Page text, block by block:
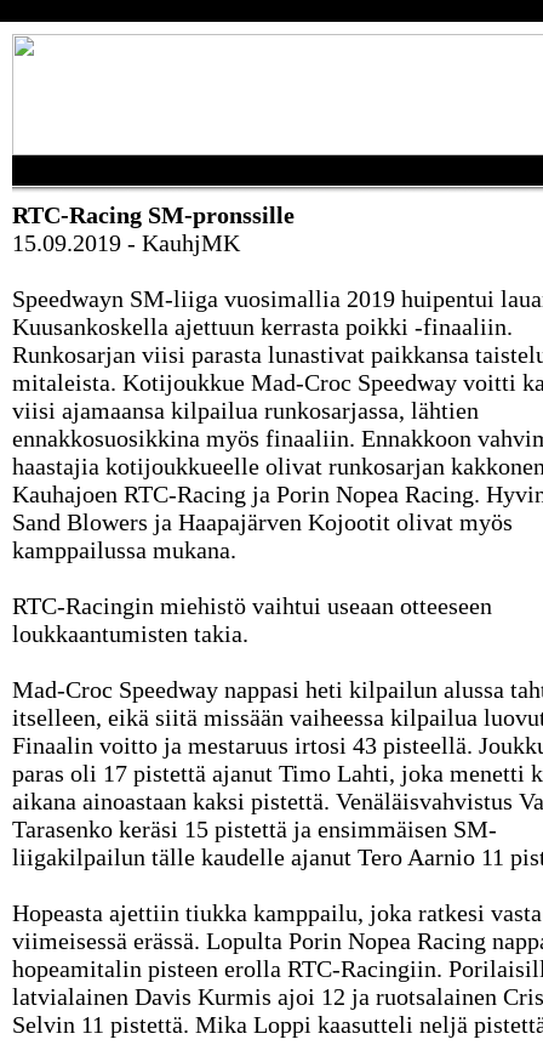
RTC-Racing SM-pronssille
15.09.2019 - KauhjMK
Speedwayn SM-liiga vuosimallia 2019 huipentui
Kuusankoskella ajettuun kerrasta poikki -finaaliin.
Runkosarjan viisi parasta lunastivat paikkansa
mitaleista. Kotijoukkue Mad-Croc Speedway voitti
viisi ajamaansa kilpailua runkosarjassa, lähtien
ennakkosuosikkina myös finaaliin. Ennakkoon
haastajia kotijoukkueelle olivat runkosarjan
Kauhajoen RTC-Racing ja Porin Nopea Racing.
Sand Blowers ja Haapajärven Kojootit olivat myös
kamppailussa mukana.
RTC-Racingin miehistö vaihtui useaan otteeseen
loukkaantumisten takia.
Mad-Croc Speedway nappasi heti kilpailun alussa
itselleen, eikä siitä missään vaiheessa kilpailua
Finaalin voitto ja mestaruus irtosi 43 pisteellä.
paras oli 17 pistettä ajanut Timo Lahti, joka menetti
aikana ainoastaan kaksi pistettä. Venäläisvahvistus
Tarasenko keräsi 15 pistettä ja ensimmäisen SM-
liigakilpailun tälle kaudelle ajanut Tero Aarnio 11
Hopeasta ajettiin tiukka kamppailu, joka ratkesi vasta
viimeisessä erässä. Lopulta Porin Nopea Racing
hopeamitalin pisteen erolla RTC-Racingiin.
latvialainen Davis Kurmis ajoi 12 ja ruotsalainen
Selvin 11 pistettä. Mika Loppi kaasutteli neljä